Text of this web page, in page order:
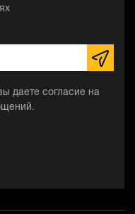
даете согласие на